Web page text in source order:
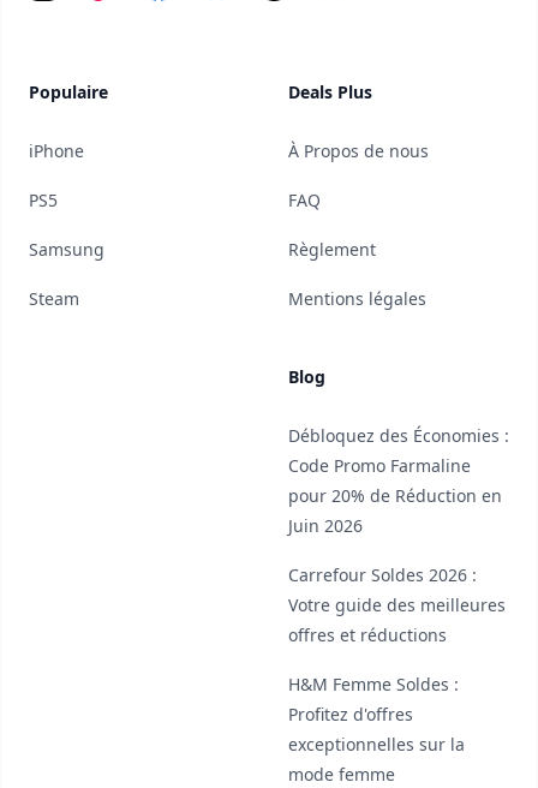
Populaire
iPhone
PS5
Samsung
Steam
Deals Plus
À Propos de nous
FAQ
Règlement
Mentions légales
Blog
Débloquez des Économies :
Code Promo Farmaline
pour 20% de Réduction en
Juin 2026
Carrefour Soldes 2026 :
Votre guide des meilleures
offres et réductions
H&M Femme Soldes :
Profitez d'offres
exceptionnelles sur la
mode femme